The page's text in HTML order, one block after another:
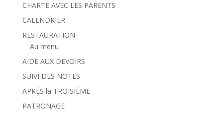
CHARTE AVEC LES PARENTS
CALENDRIER
RESTAURATION
Au menu
AIDE AUX DEVOIRS
SUIVI DES NOTES
APRÈS la TROISIÈME
PATRONAGE